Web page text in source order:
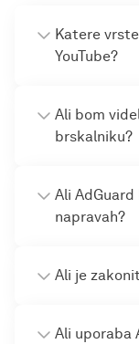
Katere
YouTube?
Ali bom
brskalniku?
Ali AdGuard
napravah?
Ali je
Ali uporaba